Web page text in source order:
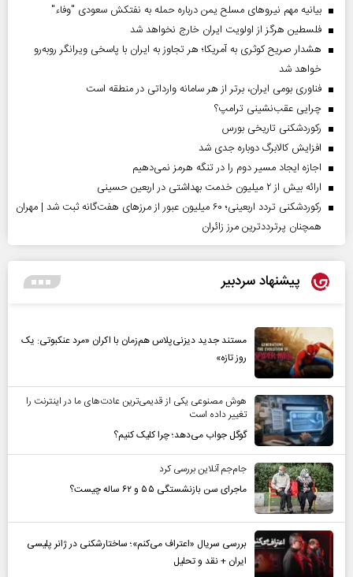
بیانیه مهم نیروهای مسلح یمن درباره حمله به نفتکش سعودی "وفاء"
فلسطین هرگز از اولویت ایران خارج نخواهد شد
هشدار صریح کوثری به آمریکا؛ هر تجاوز به ایران با پاسخی ویرانگر روبه‌رو
خواهد شد
فناوری بومی ایران، برتر از هر سامانه وارداتی در منطقه است
چرایی عقب‌نشینی ترامپ؟
رکوردشکنی تاریخی بورس
افزایش کالابرگ دوباره جدی شد
اجازه ایجاد مسیر دوم را در تنگه هرمز نمی‌دهیم
ارائه بیش از ۲ میلیون خدمت بهداشتی در اربعین حسینی
رکوردشکنی تردد اربعینی؛ ۶۰ میلیون عبور از مرزهای هفت‌گانه ثبت شد | مهران
همچنان پرترددترین مرز زائران
پیشنهاد سردبیر
مستند جدید دیزنی‌پلاس هم‌زمان با اکران «مرد عنکبوتی: یک
روز تازه»
هوش مصنوعی یکی از قدیمی‌ترین عادت‌های ما در اینترنت را
تغییر داده است
گوگل جواب می‌دهد؛ چرا کلیک کنیم؟
جام‌جم آنلاین بررسی کرد
ماجرای سن بازنشستگی ۵۵ و ۶۲ ساله چیست؟
بررسی سریال «اعتراف می‌کنم»؛ ساختارشکنی در ژانر پلیسی
ایران + نقد و تحلیل